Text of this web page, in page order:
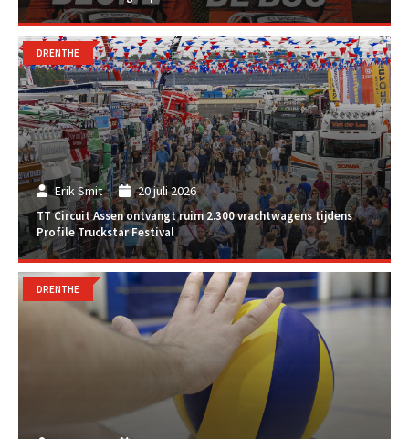
Erik Smit 20 juli 2026
TT Circuit Assen ontvangt ruim 2.300 vrachtwagens tijdens
Profile Truckstar Festival
DRENTHE
DRENTHE